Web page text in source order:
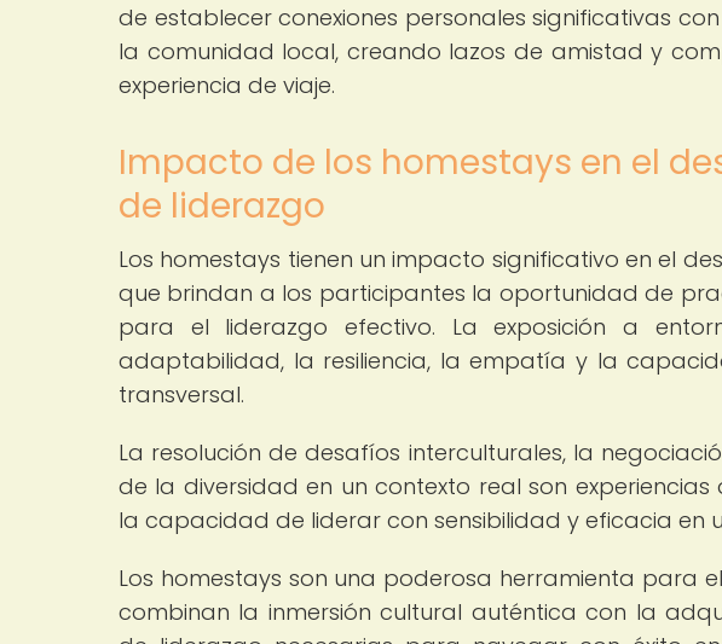
de establecer conexiones personales significativas
la comunidad local, creando lazos de amistad y
experiencia de viaje.
Impacto de los homestays en el
de liderazgo
Los homestays tienen un impacto significativo en el
que brindan a los participantes la oportunidad de
para el liderazgo efectivo. La exposición a
adaptabilidad, la resiliencia, la empatía y la
transversal.
La resolución de desafíos interculturales, la
de la diversidad en un contexto real son
la capacidad de liderar con sensibilidad y eficacia en
Los homestays son una poderosa herramienta para
combinan la inmersión cultural auténtica con la